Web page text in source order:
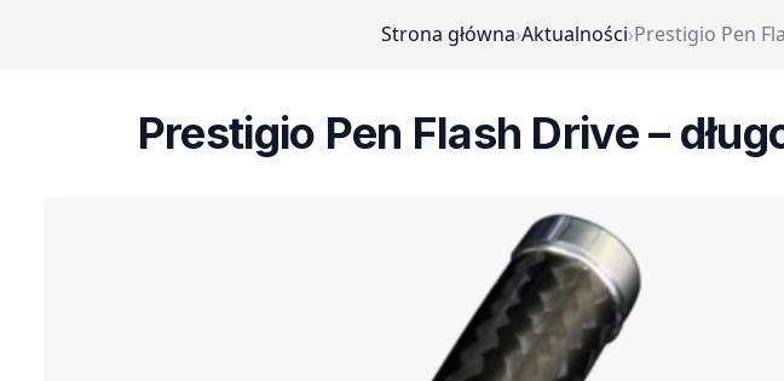
Strona główna›Aktualności›Prestigio Pen
Prestigio Pen Flash Drive –